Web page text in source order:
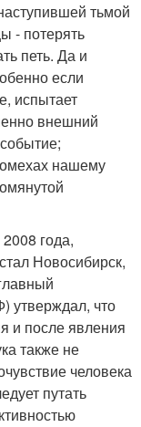
тьмой
- потерять
петь. Да и
если
испытает
внешний
нашему
года,
Новосибирск,
утверждал, что
и после явления
также не
человека
путать